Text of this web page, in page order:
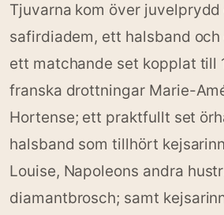
Tjuvarna kom över juvelprydd
safirdiadem, ett halsband och
ett matchande set kopplat till
franska drottningar Marie-
Hortense; ett praktfullt set
halsband som tillhört
Louise, Napoleons andra
diamantbrosch; samt